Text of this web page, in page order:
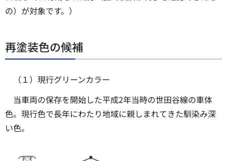
の）が対象です。）
再塗装色の候補
（１）現行グリーンカラー
当車両の保存を開始した平成2年当時の世田谷線の車体
色。現行色で長年にわたり地域に親しまれてきた馴染み深
い色。